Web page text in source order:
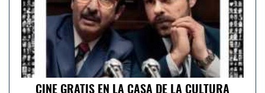
CINE GRATIS EN LA CASA DE LA CULTURA